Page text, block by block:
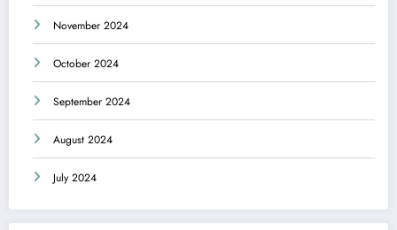
November 2024
October 2024
September 2024
August 2024
July 2024